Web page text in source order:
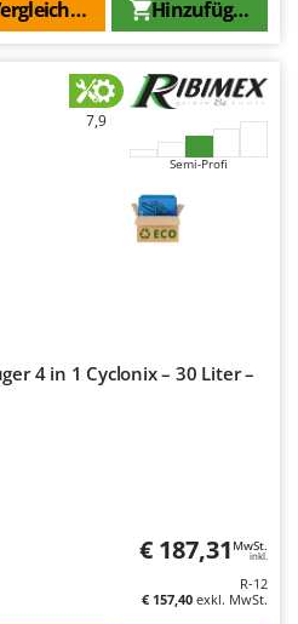
Hinzufügen
Sie
7,9
Semi-Profi
4 in 1 Cyclonix – 30 Liter –
€ 187,31 MwSt.
inkl.
R-12
€ 157,40 exkl. MwSt.